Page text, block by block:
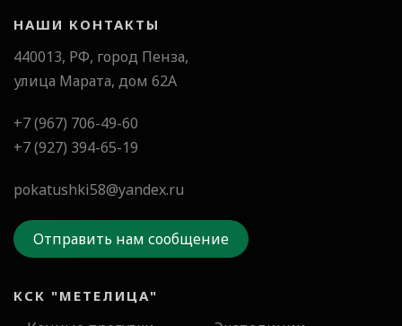
НАШИ КОНТАКТЫ
440013, РФ, город Пенза,
улица Марата, дом 62А
+7 (967) 706-49-60
+7 (927) 394-65-19
pokatushki58@yandex.ru
Отправить нам сообщение
КСК "МЕТЕЛИЦА"